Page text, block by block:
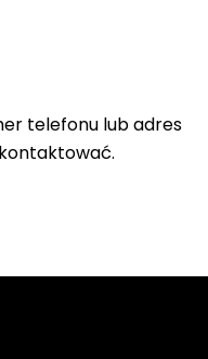
telefonu lub adres